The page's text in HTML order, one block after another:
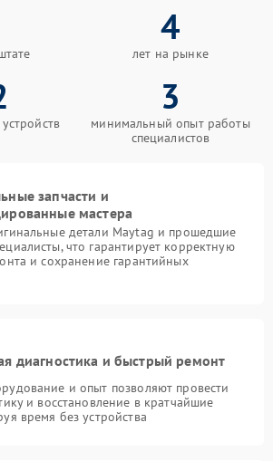
4
лет на рынке
3
минимальный опыт работы
специалистов
запчасти и
мастера
детали Maytag и прошедшие
что гарантирует корректную
и сохранение гарантийных
диагностика и быстрый ремонт
и опыт позволяют провести
и восстановление в кратчайшие
время без устройства